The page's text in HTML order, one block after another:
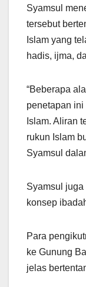
Syamsul
tersebut
Islam yang
hadis, ijma,
“Beberapa
penetapan
Islam. Aliran
rukun Islam
Syamsul
Syamsul
konsep
Para
ke Gunung
jelas